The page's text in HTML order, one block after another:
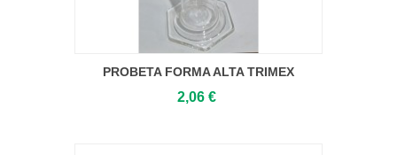
PROBETA FORMA ALTA TRIMEX
2,06 €